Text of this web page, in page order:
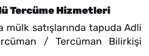
Tercüme Hizmetleri
mülk satışlarında tapuda Adli
/ Tercüman Bilirkişi